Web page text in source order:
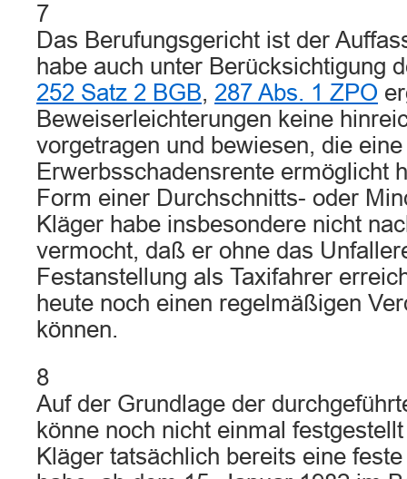
7
Das Berufungsgericht ist der
habe auch unter Berücksichtigung
252 Satz 2 BGB, 287 Abs. 1 ZPO
Beweiserleichterungen keine
vorgetragen und bewiesen, die
Erwerbsschadensrente ermöglicht
Form einer Durchschnitts- oder
Kläger habe insbesondere nicht
vermocht, daß er ohne das
Festanstellung als Taxifahrer
heute noch einen regelmäßigen
können.
8
Auf der Grundlage der
könne noch nicht einmal
Kläger tatsächlich bereits eine